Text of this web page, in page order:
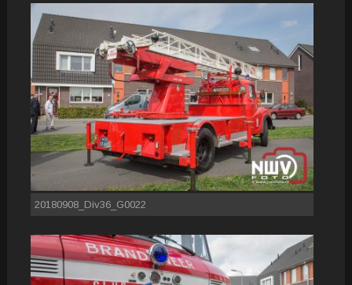
20180908_Div36_G0022